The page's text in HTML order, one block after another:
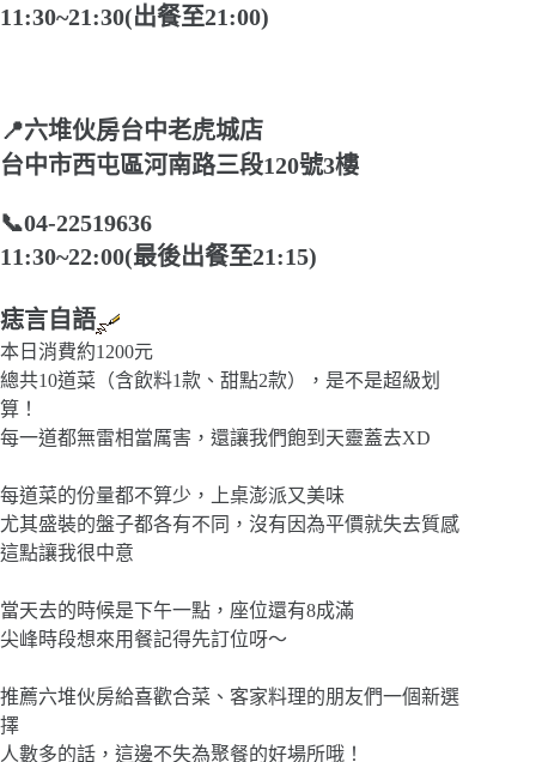
11:30~21:30(出餐至21:00)
📍六堆伙房台中老虎城店
台中市西屯區河南路三段120號3樓
📞04-22519636
11:30~22:00(最後出餐至21:15)
痣言自語
本日消費約1200元
總共10道菜（含飲料1款、甜點2款），是不是超級划
算！
每一道都無雷相當厲害，還讓我們飽到天靈蓋去XD
每道菜的份量都不算少，上桌澎派又美味
尤其盛裝的盤子都各有不同，沒有因為平價就失去質感
這點讓我很中意
當天去的時候是下午一點，座位還有8成滿
尖峰時段想來用餐記得先訂位呀～
推薦六堆伙房給喜歡合菜、客家料理的朋友們一個新選
擇
人數多的話，這邊不失為聚餐的好場所哦！